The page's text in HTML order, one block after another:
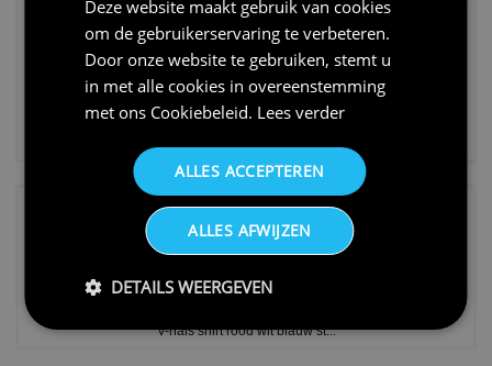
€24,95
Koningsdag shirt heren v-hals ...
V-hals shirt rood wit blauw st...
Deze website maakt gebruik van cookies
om de gebruikerservaring te verbeteren.
Door onze website te gebruiken, stemt u
in met alle cookies in overeenstemming
met ons Cookiebeleid. Lees verder
ALLES ACCEPTEREN
ALLES AFWIJZEN
DETAILS WEERGEVEN